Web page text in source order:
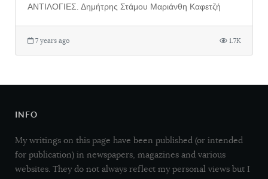
ΑΝΤΙΛΟΓΙΕΣ. Δημήτρης Στάμου Μαριάνθη Καφετζή
7 years ago 1.7K
INFO
My writings on this page have been published (or intended
for publication) in newspapers, magazines and various
websites. They do not always reflect my personal views but I